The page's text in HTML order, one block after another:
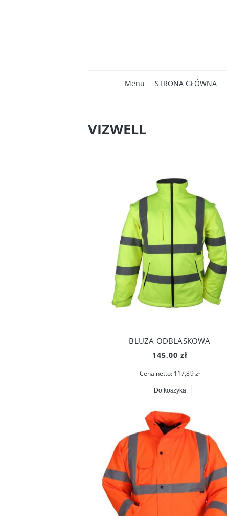
Menu STRONA GŁÓWNA
VIZWELL
BLUZA ODBLASKOWA
145,00 zł
Cena netto: 117,89 zł
Do koszyka